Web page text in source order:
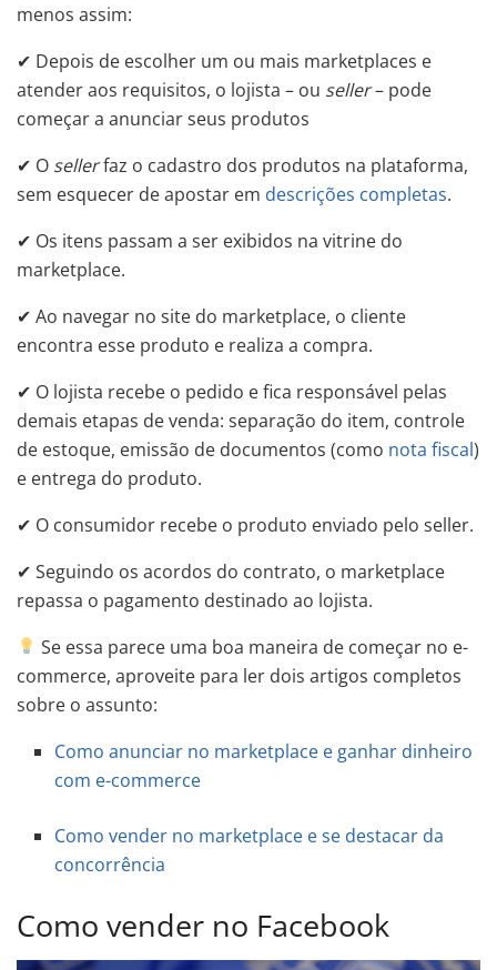
menos assim:
✔ Depois de escolher um ou mais marketplaces e
atender aos requisitos, o lojista – ou seller– pode
começar a anunciar seus produtos
✔ O sellerfaz o cadastro dos produtos na plataforma,
sem esquecer de apostar em descrições completas.
✔ Os itens passam a ser exibidos na vitrine do
marketplace.
✔ Ao navegar no site do marketplace, o cliente
encontra esse produto e realiza a compra.
✔ O lojista recebe o pedido e fica responsável pelas
demais etapas de venda: separação do item, controle
de estoque, emissão de documentos (como nota fiscal)
e entrega do produto.
✔ O consumidor recebe o produto enviado pelo seller.
✔ Seguindo os acordos do contrato, o marketplace
repassa o pagamento destinado ao lojista.
Se essa parece uma boa maneira de começar no e-
commerce, aproveite para ler dois artigos completos
sobre o assunto:
Como anunciar no marketplace e ganhar dinheiro
com e-commerce
Como vender no marketplace e se destacar da
concorrência
Como vender no Facebook